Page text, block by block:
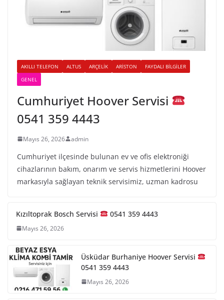
AKILLI TELEFON ALTUS ARÇELIK ARISTON
FAYDALI BILGILER
GENEL
Cumhuriyet Hoover Servisi
0541 359 4443
Mayıs 26, 2026 admin
Cumhuriyet ilçesinde bulunan ev ve ofis elektroniği
cihazlarının bakım, onarım ve servis hizmetlerini Hoover
markasıyla sağlayan teknik servisimiz, uzman kadrosu
Kızıltoprak Bosch Servisi 0541 359 4443
Mayıs 26, 2026
Üsküdar Burhaniye Hoover Servisi
0541 359 4443
Mayıs 26, 2026